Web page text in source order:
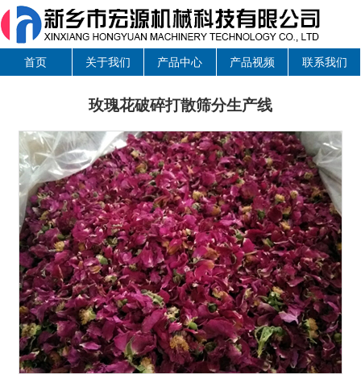
首页 关于我们 产品中心 产品视频 联系我们
玫瑰花破碎打散筛分生产线